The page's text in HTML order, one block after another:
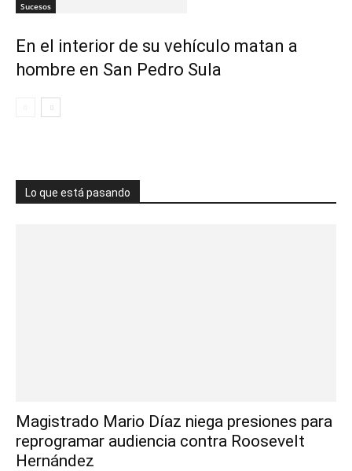
Sucesos
En el interior de su vehículo matan a
hombre en San Pedro Sula
Lo que está pasando
Magistrado Mario Díaz niega presiones para
reprogramar audiencia contra Roosevelt
Hernández